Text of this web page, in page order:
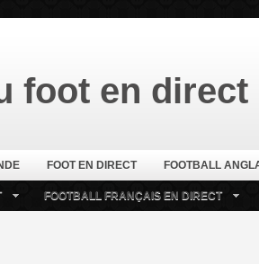
foot en direct
FOOT EN DIRECT FOOTBALL
FOOTBALL FRANÇAIS EN DIRECT